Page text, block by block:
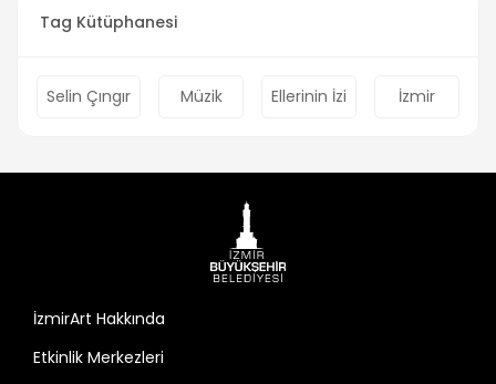
Tag Kütüphanesi
Selin Çıngır Müzik Ellerinin İzi İzmir
İzmirArt Hakkında
Etkinlik Merkezleri